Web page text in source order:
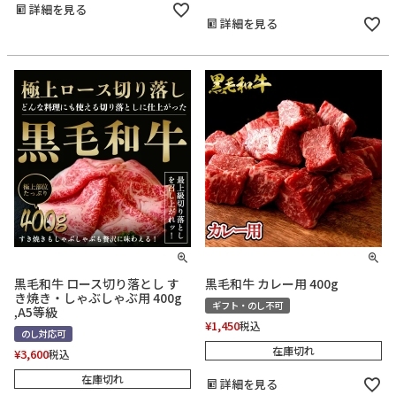
詳細を見る
詳細を見る
黒毛和牛 ロース切り落とし す
き焼き・しゃぶしゃぶ用 400g
,A5等級
のし対応可
¥3,600税込
在庫切れ
黒毛和牛 カレー用 400g
ギフト・のし不可
¥1,450税込
在庫切れ
詳細を見る